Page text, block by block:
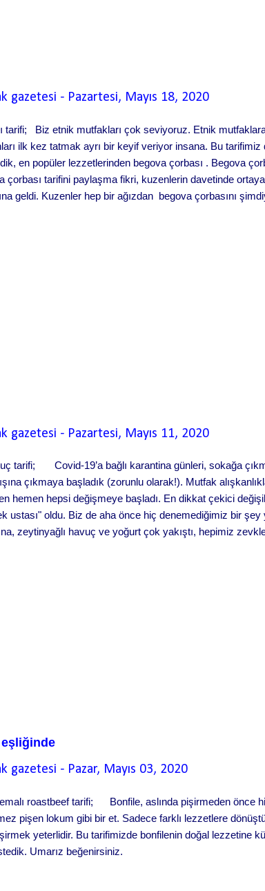
gazetesi - Pazartesi, Mayıs 18, 2020
tarifi; Biz etnik mutfakları çok seviyoruz. Etnik
ilk kez tatmak ayrı bir keyif veriyor insana. Bu tarifimiz
en popüler lezzetlerinden begova çorbası . Begova
çorbası tarifini paylaşma fikri, kuzenlerin davetinde
geldi. Kuzenler hep bir ağızdan begova çorbasını
Begova çorbasının Bey çorbası olarak
gazetesi - Pazartesi, Mayıs 11, 2020
tarifi; Covid-19’a bağlı karantina günleri, sokağa
çıkmaya başladık (zorunlu olarak!). Mutfak
hemen hepsi değişmeye başladı. En dikkat çekici
ustası" oldu. Biz de aha önce hiç denemediğimiz bir şey
zeytinyağlı havuç ve yoğurt çok yakıştı, hepimiz
çay kaşığı tane karabiber 2 çorba kaşığı kıyılmış
eşliğinde
gazetesi - Pazar, Mayıs 03, 2020
roastbeef tarifi; Bonfile, aslında pişirmeden önce
pişen lokum gibi bir et. Sadece farklı lezzetlere
yeterlidir. Bu tarifimizde bonfilenin doğal lezzetine
Umarız beğenirsiniz.